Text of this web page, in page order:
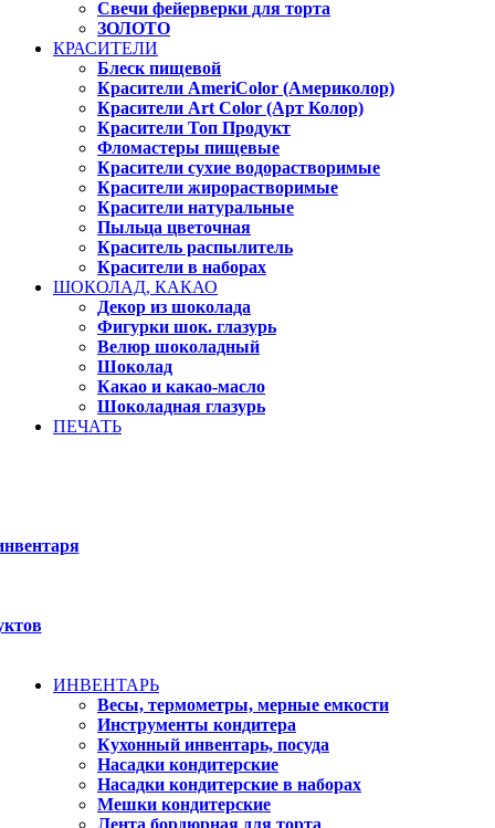
Свечи фейерверки для торта
ЗОЛОТО
КРАСИТЕЛИ
Блеск пищевой
Красители AmeriColor (Америколор)
Красители Art Color (Арт Колор)
Красители Топ Продукт
Фломастеры пищевые
Красители сухие водорастворимые
Красители жирорастворимые
Красители натуральные
Пыльца цветочная
Краситель распылитель
Красители в наборах
ШОКОЛАД, КАКАО
Декор из шоколада
Фигурки шок. глазурь
Велюр шоколадный
Шоколад
Какао и какао-масло
Шоколадная глазурь
ПЕЧАТЬ
ИНВЕНТАРЬ
Весы, термометры, мерные емкости
Инструменты кондитера
Кухонный инвентарь, посуда
Насадки кондитерские
Насадки кондитерские в наборах
Мешки кондитерские
Лента бордюрная для торта